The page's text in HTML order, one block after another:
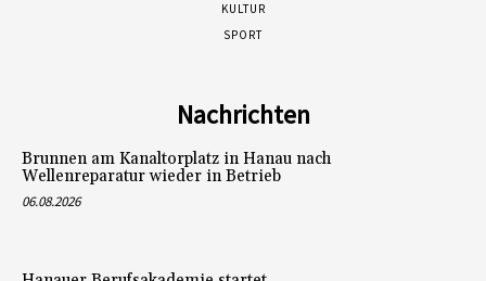
KULTUR
SPORT
Nachrichten
Brunnen am Kanaltorplatz in Hanau nach
Wellenreparatur wieder in Betrieb
06.08.2026